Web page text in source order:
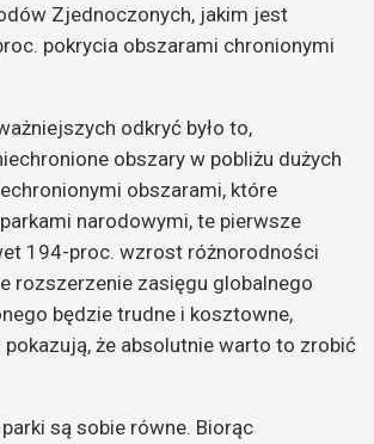
Zjednoczonych, jakim jest
pokrycia obszarami chronionymi
odkryć było to,
obszary w pobliżu dużych
obszarami, które
narodowymi, te pierwsze
194-proc. wzrost różnorodności
rozszerzenie zasięgu globalnego
będzie trudne i kosztowne,
pokazują, że absolutnie warto to zrobić
są sobie równe. Biorąc